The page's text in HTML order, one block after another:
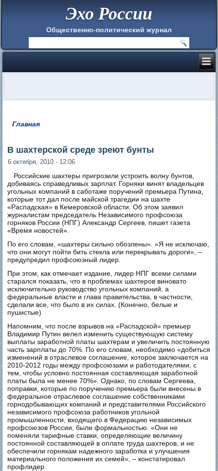
Эхо России
Общественно-политический журнал
Главная
В шахтерской среде зреют бунты
6 октября, 2010 - 12:06
Российские шахтеры пригрозили устроить волну бунтов,
добиваясь справедливых зарплат. Горняки винят владельцев
угольных компаний в саботаже поручений премьера Путина,
которые тот дал после майской трагедии на шахте
«Распадская» в Кемеровской области. Об этом заявил
журналистам председатель Независимого профсоюза
горняков России (НПГ) Александр Сергеев, пишет газета
«Время новостей».
По его словам, «шахтеры сильно обозлены». «Я не исключаю,
что они могут пойти бить стекла или перекрывать дороги», –
предупредил профсоюзный лидер.
При этом, как отмечает издание, лидер НПГ всеми силами
старался показать, что в проблемах шахтеров виновато
исключительно руководство угольных компаний, а
федеральные власти и глава правительства, в частности,
сделали все, что было в их силах. (Конечно, белые и
пушистые)
Напомним, что после взрывов на «Распадской» премьер
Владимир Путин велел изменить существующую систему
выплаты заработной платы шахтерам и увеличить постоянную
часть зарплаты до 70%. По его словам, необходимо «добиться
изменений в отраслевое соглашение, которое заключается на
2010-2012 годы между профсоюзами и работодателями, с
тем, чтобы условно постоянная составляющая заработной
платы была не менее 70%». Однако, по словам Сергеева,
поправки, которые по поручению премьера были внесены в
федеральное отраслевое соглашение собственниками
горнодобывающих компаний и представителями Российского
независимого профсоюза работников угольной
промышленности, входящего в Федерацию независимых
профсоюзов России, были формальностью. «Они не
поменяли тарифные ставки, определяющие величину
постоянной составляющей в оплате труда шахтеров, и не
обеспечили горнякам надежного заработка и улучшения
материального положения их семей», – констатировал
профлидер.